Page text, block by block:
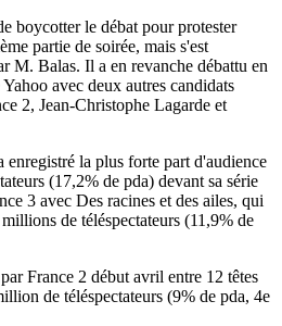
boycotter le débat pour protester
partie de soirée, mais s'est
M. Balas. Il a en revanche débattu en
avec deux autres candidats
2, Jean-Christophe Lagarde et
la plus forte part d'audience
(17,2% de pda) devant sa série
3 avec Des racines et des ailes, qui
de téléspectateurs (11,9% de
France 2 début avril entre 12 têtes
de téléspectateurs (9% de pda, 4e